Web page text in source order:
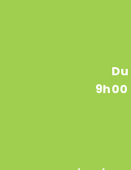
9h00